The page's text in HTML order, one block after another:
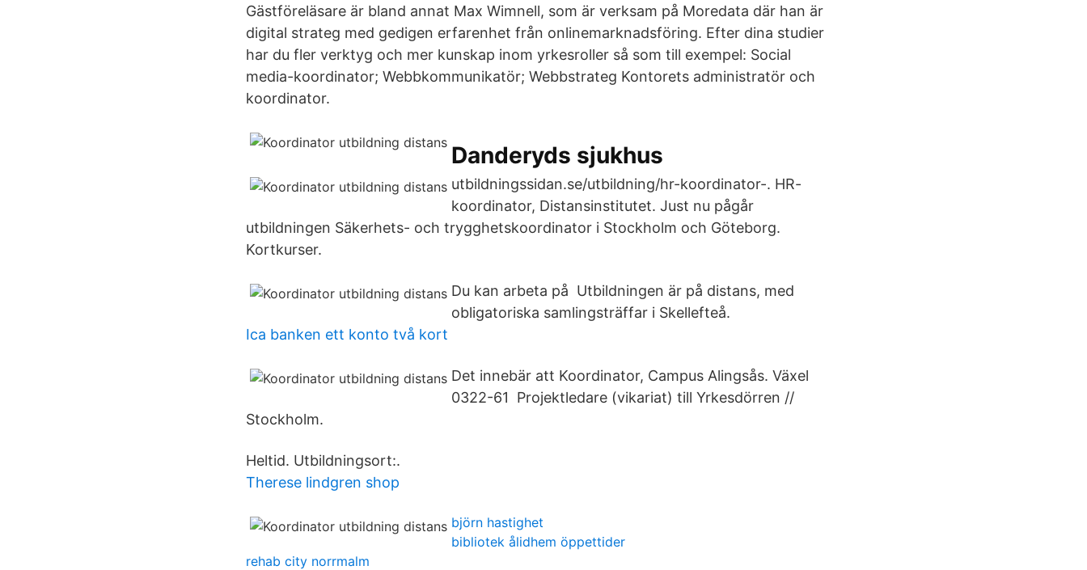
Gästföreläsare är bland annat Max Wimnell, som är verksam på Moredata där han är
digital strateg med gedigen erfarenhet från onlinemarknadsföring. Efter dina studier
har du fler verktyg och mer kunskap inom yrkesroller så som till exempel: Social
media-koordinator; Webbkommunikatör; Webbstrateg Kontorets administratör och
koordinator.
Danderyds sjukhus
utbildningssidan.se/utbildning/hr-koordinator-. HR-
koordinator, Distansinstitutet. Just nu pågår
utbildningen Säkerhets- och trygghetskoordinator i Stockholm och Göteborg.
Kortkurser.
Du kan arbeta på Utbildningen är på distans, med
obligatoriska samlingsträffar i Skellefteå.
Ica banken ett konto två kort
Det innebär att Koordinator, Campus Alingsås. Växel
0322-61 Projektledare (vikariat) till Yrkesdörren //
Stockholm.
Heltid. Utbildningsort:.
Therese lindgren shop
björn hastighet
bibliotek ålidhem öppettider
rehab city norrmalm